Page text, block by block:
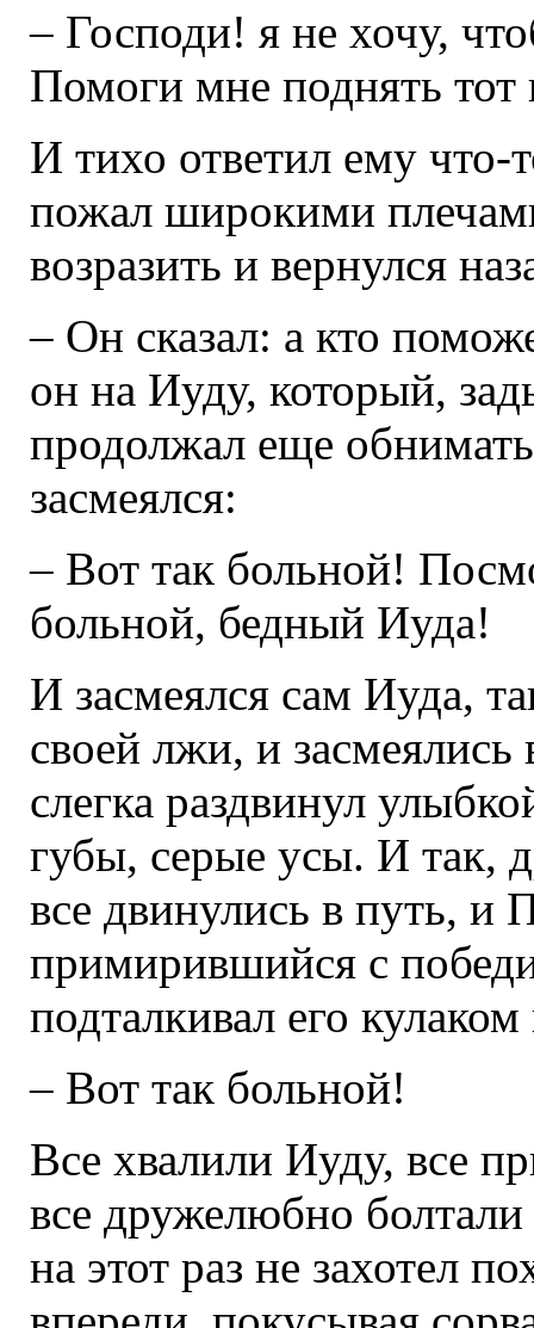
– Господи! я не хочу,
Помоги мне поднять тот
И тихо ответил ему что-
пожал широкими
возразить и вернулся
– Он сказал: а кто
он на Иуду, который,
продолжал еще
засмеялся:
– Вот так больной!
больной, бедный Иуда!
И засмеялся сам Иуда,
своей лжи, и
слегка раздвинул
губы, серые усы. И так,
все двинулись в путь, и
примирившийся с
подталкивал его
– Вот так больной!
Все хвалили Иуду, все
все дружелюбно
на этот раз не захотел